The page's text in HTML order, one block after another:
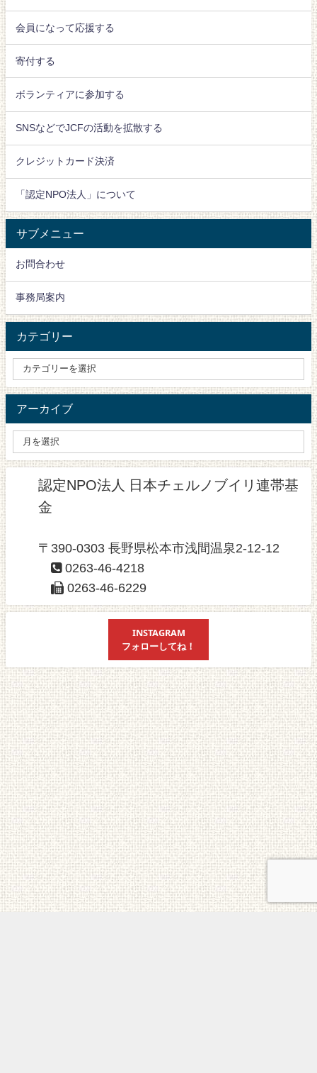
会員になって応援する
寄付する
ボランティアに参加する
SNSなどでJCFの活動を拡散する
クレジットカード決済
「認定NPO法人」について
サブメニュー
お問合わせ
事務局案内
カテゴリー
アーカイブ
認定NPO法人 日本チェルノブイリ連帯基
金
〒390-0303 長野県松本市浅間温泉2-12-12
0263-46-4218
0263-46-6229
INSTAGRAM
フォローしてね！